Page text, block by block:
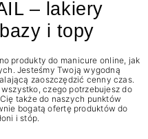
– lakiery
i topy
produkty do manicure online, jak
Jesteśmy Twoją wygodną
zaoszczędzić cenny czas.
czego potrzebujesz do
także do naszych punktów
bogatą ofertę produktów do
i stóp.